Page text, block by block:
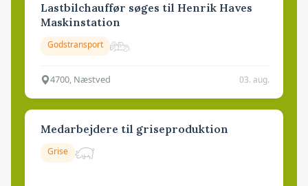
Lastbilchauffør søges til Henrik Haves
Maskinstation
Godstransport
4700, Næstved 03. aug.
Medarbejdere til griseproduktion
Grise